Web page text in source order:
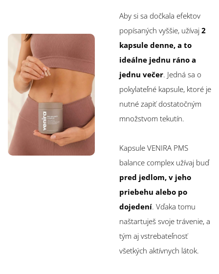
Aby si sa dočkala efektov
popísaných vyššie, užívaj 2
kapsule denne, a to
ideálne jednu ráno a
jednu večer. Jedná sa o
pokylateľné kapsule, ktoré je
nutné zapiť dostatočným
množstvom tekutín.
Kapsule VENIRA PMS
balance complex užívaj buď
pred jedlom, v jeho
priebehu alebo po
dojedení. Vďaka tomu
naštartuješ svoje trávenie, a
tým aj vstrebateľnosť
všetkých aktívnych látok.